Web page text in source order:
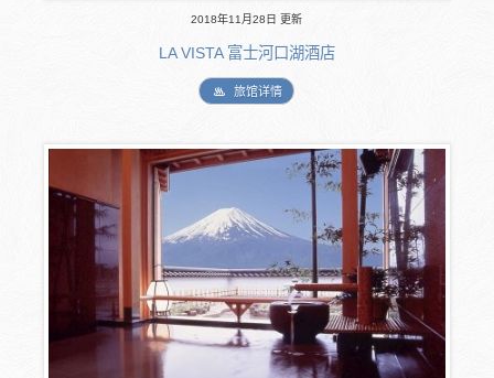
2018年11月28日 更新
LA VISTA 富士河口湖酒店
旅馆详情